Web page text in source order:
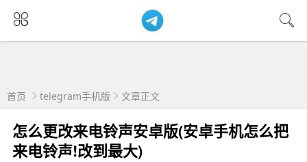
首页 telegram手机版 文章正文
怎么更改来电铃声安卓版(安卓手机怎么把
来电铃声!改到最大)